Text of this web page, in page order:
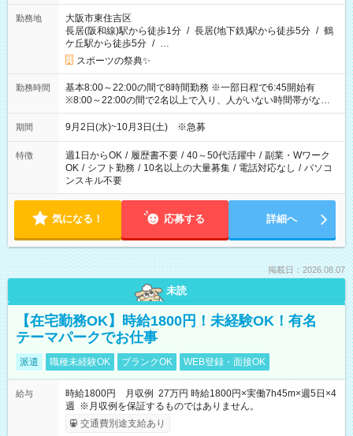
勤務地
大阪市東住吉区
長居(阪和線)駅から徒歩1分 / 長居(地下鉄)駅から徒歩5分 / 鶴
ケ丘駅から徒歩5分 / …
スポーツの祭典✨
勤務時間
基本8:00～22:00の間で8時間勤務 ※一部日程で6:45開始有
※8:00～22:00の間で2名以上で入り、人がいない時間帯がない
ように相方と時間を分け合うイメージです
期間 9月2日(水)~10月3日(土) ※急募
特徴 週1日からOK / 履歴書不要 / 40～50代活躍中 / 副業・Wワーク
OK / シフト勤務 / 10名以上の大量募集 / 電話対応なし / パソコ
ンスキル不要
気になる！ 応募する 詳細へ
掲載日：2026.08.07
未読
【在宅勤務OK】時給1800円！未経験OK！有名
テーマパークでお仕事
派遣 職種未経験OK ブランクOK WEB登録・面接OK
給与
時給1800円 月収例 27万円 時給1800円×実働7h45m×週5日×4
週 ※月収例を保証するものではありません。
交通費別途支給あり